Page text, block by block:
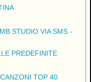
STUDIO VIA SMS -
PREDEFINITE
TOP 40